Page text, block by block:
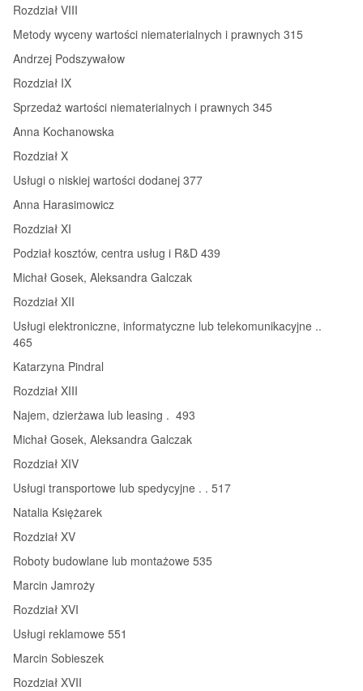
Rozdział VIII
Metody wyceny wartości niematerialnych i prawnych 315
Andrzej Podszywałow
Rozdział IX
Sprzedaż wartości niematerialnych i prawnych 345
Anna Kochanowska
Rozdział X
Usługi o niskiej wartości dodanej 377
Anna Harasimowicz
Rozdział XI
Podział kosztów, centra usług i R&D 439
Michał Gosek, Aleksandra Galczak
Rozdział XII
Usługi elektroniczne, informatyczne lub telekomunikacyjne ..
465
Katarzyna Pindral
Rozdział XIII
Najem, dzierżawa lub leasing . 493
Michał Gosek, Aleksandra Galczak
Rozdział XIV
Usługi transportowe lub spedycyjne . . 517
Natalia Księżarek
Rozdział XV
Roboty budowlane lub montażowe 535
Marcin Jamroży
Rozdział XVI
Usługi reklamowe 551
Marcin Sobieszek
Rozdział XVII